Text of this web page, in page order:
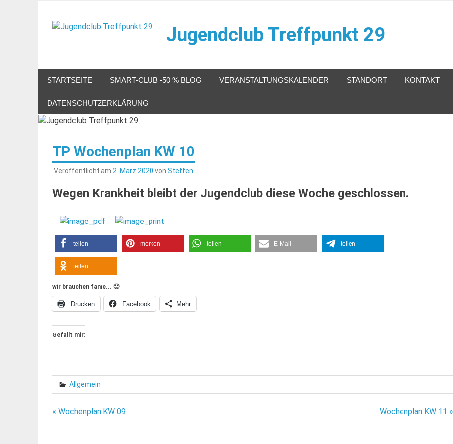
springen
Jugendclub Treffpunkt 29
STARTSEITE SMART-CLUB -50 % BLOG VERANSTALTUNGSKALENDER STANDORT KONTAKT
DATENSCHUTZERKLÄRUNG
TP Wochenplan KW 10
Veröffentlicht am 2. März 2020 von Steffen
Wegen Krankheit bleibt der Jugendclub diese Woche geschlossen.
teilen merken teilen E-Mail teilen
teilen
wir brauchen fame... 🙂
Drucken Facebook Mehr
Gefällt mir:
Allgemein
Beitragsnavigation
« Wochenplan KW 09 Wochenplan KW 11 »